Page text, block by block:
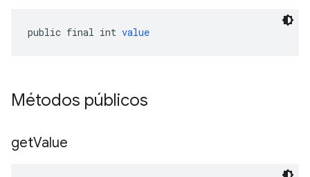
public final int value
Métodos públicos
getValue